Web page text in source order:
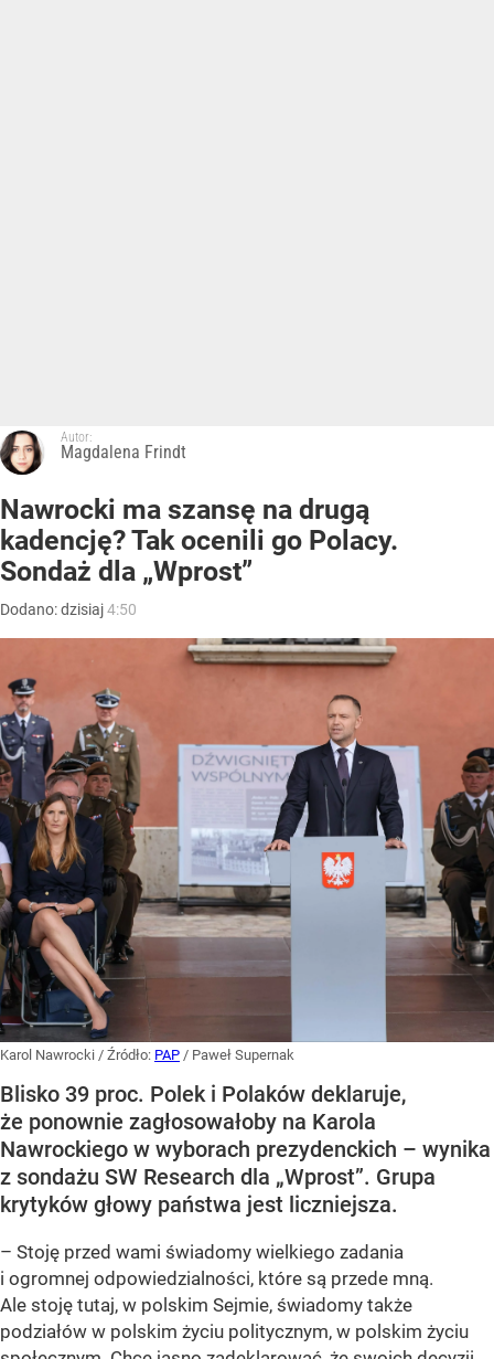
Autor:
Magdalena Frindt
Nawrocki ma szansę na drugą
kadencję? Tak ocenili go Polacy.
Sondaż dla „Wprost”
Dodano:dzisiaj4:50
Karol Nawrocki / Źródło: PAP / Paweł Supernak
Blisko 39 proc. Polek i Polaków deklaruje,
że ponownie zagłosowałoby na Karola
Nawrockiego w wyborach prezydenckich – wynika
z sondażu SW Research dla „Wprost”. Grupa
krytyków głowy państwa jest liczniejsza.
– Stoję przed wami świadomy wielkiego zadania
i ogromnej odpowiedzialności, które są przede mną.
Ale stoję tutaj, w polskim Sejmie, świadomy także
podziałów w polskim życiu politycznym, w polskim życiu